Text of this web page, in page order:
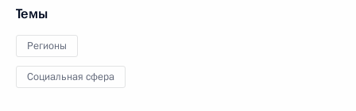
Темы
Регионы
Социальная сфера